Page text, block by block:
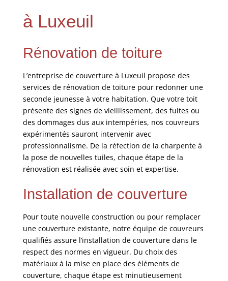
à Luxeuil
Rénovation de toiture
L’entreprise de couverture à Luxeuil propose des
services de rénovation de toiture pour redonner une
seconde jeunesse à votre habitation. Que votre toit
présente des signes de vieillissement, des fuites ou
des dommages dus aux intempéries, nos couvreurs
expérimentés sauront intervenir avec
professionnalisme. De la réfection de la charpente à
la pose de nouvelles tuiles, chaque étape de la
rénovation est réalisée avec soin et expertise.
Installation de couverture
Pour toute nouvelle construction ou pour remplacer
une couverture existante, notre équipe de couvreurs
qualifiés assure l’installation de couverture dans le
respect des normes en vigueur. Du choix des
matériaux à la mise en place des éléments de
couverture, chaque étape est minutieusement